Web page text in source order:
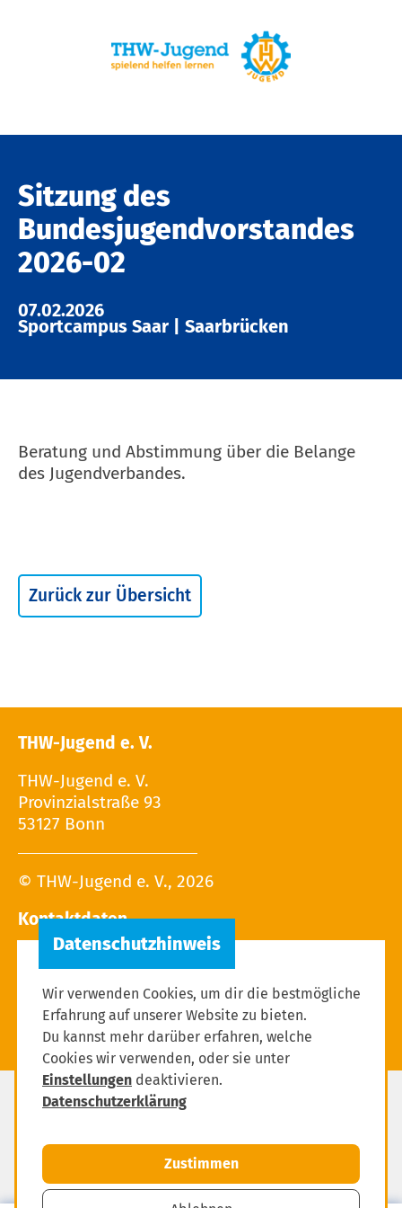
Sitzung des
Bundesjugendvorstandes
2026-02
07.02.2026
Sportcampus Saar Saarbrücken
Beratung und Abstimmung über die Belange
des Jugendverbandes.
Zurück zur Übersicht
THW-Jugend e. V.
THW-Jugend e. V.
Provinzialstraße 93
53127 Bonn
© THW-Jugend e. V., 2026
Kontaktdaten
Tel.: 02 28 / 9 40 - 13 27
Datenschutz
Impressum
Wir verwenden Cookies, um dir die bestmögliche
Erfahrung auf unserer Website zu bieten.
Du kannst mehr darüber erfahren, welche
Cookies wir verwenden, oder sie unter
Einstellungen deaktivieren.
Datenschutzerklärung
Zustimmen